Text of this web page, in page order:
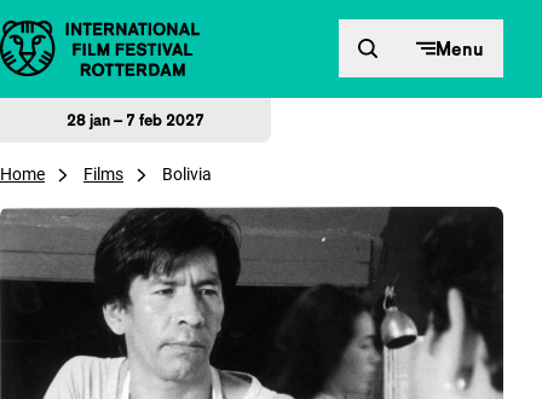
Direct naar inhoud Menu
28 jan – 7 feb 2027
Home Films Bolivia